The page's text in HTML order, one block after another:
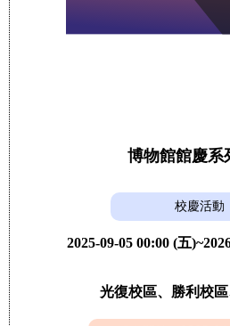
博物館館慶系
校慶活動
2025-09-05 00:00 (五
光復校區、勝利校